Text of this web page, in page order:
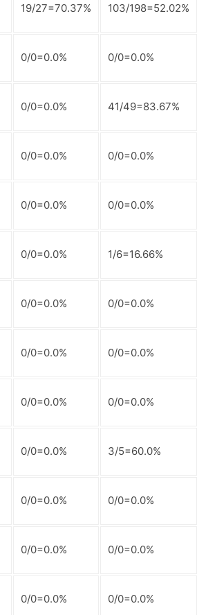
19/27=70.37% 103/198=52.02%
0/0=0.0% 0/0=0.0%
0/0=0.0% 41/49=83.67%
0/0=0.0% 0/0=0.0%
0/0=0.0% 0/0=0.0%
0/0=0.0% 1/6=16.66%
0/0=0.0% 0/0=0.0%
0/0=0.0% 0/0=0.0%
0/0=0.0% 0/0=0.0%
0/0=0.0% 3/5=60.0%
0/0=0.0% 0/0=0.0%
0/0=0.0% 0/0=0.0%
0/0=0.0% 0/0=0.0%